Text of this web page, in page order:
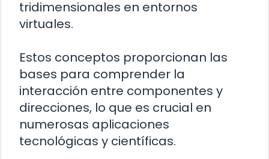
tridimensionales en entornos
virtuales.
Estos conceptos proporcionan las
bases para comprender la
interacción entre componentes y
direcciones, lo que es crucial en
numerosas aplicaciones
tecnológicas y científicas.